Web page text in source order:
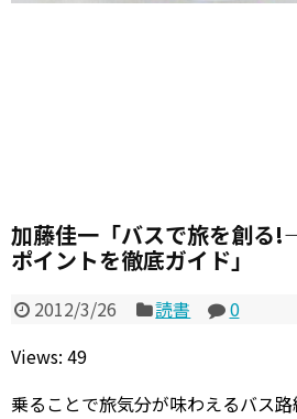
加藤佳一「バスで旅を創る
ポイントを徹底ガイド」
2012/3/26 読書
0
Views: 49
乗ることで旅気分が味わえるバス